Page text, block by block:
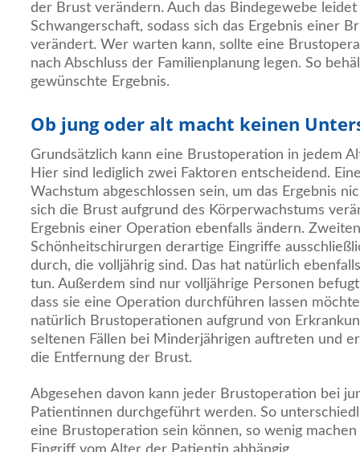
der Brust verändern. Auch das Bindegewebe
Schwangerschaft, sodass sich das Ergebnis einer
verändert. Wer warten kann, sollte eine
nach Abschluss der Familienplanung legen. So
gewünschte Ergebnis.
Ob jung oder alt macht keinen
Grundsätzlich kann eine Brustoperation in jedem
Hier sind lediglich zwei Faktoren entscheidend.
Wachstum abgeschlossen sein, um das Ergebnis
sich die Brust aufgrund des Körperwachstums
Ergebnis einer Operation ebenfalls ändern.
Schönheitschirurgen derartige Eingriffe
durch, die volljährig sind. Das hat natürlich
tun. Außerdem sind nur volljährige Personen
dass sie eine Operation durchführen lassen
natürlich Brustoperationen aufgrund von
seltenen Fällen bei Minderjährigen auftreten und
die Entfernung der Brust.
Abgesehen davon kann jeder Brustoperation bei
Patientinnen durchgeführt werden. So
eine Brustoperation sein können, so wenig
Eingriff vom Alter der Patientin abhängig.